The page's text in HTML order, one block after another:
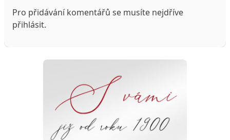
Pro přidávání komentářů se musíte nejdříve
přihlásit.